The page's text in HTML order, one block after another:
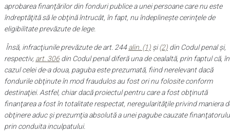
aprobarea finanţărilor din fonduri publice a unei persoane care nu este
îndreptăţită să le obţină întrucât, în fapt, nu îndeplineşte cerinţele de
eligibilitate prevăzute de lege.
Însă, infracţiunile prevăzute de art. 244alin. (1) şi(2) din Codul penal şi,
respectiv, art. 306 din Codul penal diferă una de cealaltă, prin faptul că, în
cazul celei de-a doua, paguba este prezumată, fiind nerelevant dacă
fondurile obţinute în mod fraudulos au fost ori nu folosite conform
destinaţiei. Astfel, chiar dacă proiectul pentru care a fost obţinută
finanţarea a fost în totalitate respectat, neregularităţile privind maniera
obţinere aduc şi prezumţia absolută a unei pagube cauzate
prin conduita inculpatului.